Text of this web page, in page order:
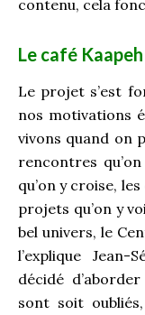
contenu, cela
Le café
Le projet s’est
nos motivations
vivons quand on
rencontres
qu’on y croise,
projets qu’on y
bel univers, le
l’explique
décidé
sont soit